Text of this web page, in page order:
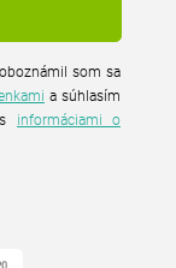
som sa
a súhlasím
informáciami o